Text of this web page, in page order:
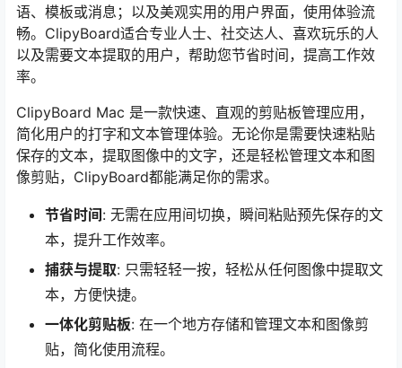
语、模板或消息；以及美观实用的用户界面，使用体验流
畅。ClipyBoard适合专业人士、社交达人、喜欢玩乐的人
以及需要文本提取的用户，帮助您节省时间，提高工作效
率。
ClipyBoard Mac 是一款快速、直观的剪贴板管理应用，
简化用户的打字和文本管理体验。无论你是需要快速粘贴
保存的文本，提取图像中的文字，还是轻松管理文本和图
像剪贴，ClipyBoard都能满足你的需求。
节省时间: 无需在应用间切换，瞬间粘贴预先保存的文
本，提升工作效率。
捕获与提取: 只需轻轻一按，轻松从任何图像中提取文
本，方便快捷。
一体化剪贴板: 在一个地方存储和管理文本和图像剪
贴，简化使用流程。